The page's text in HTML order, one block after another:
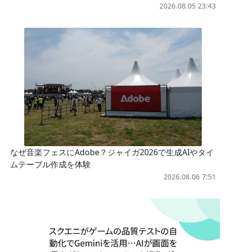
2026.08.05 23:43
なぜ音楽フェスにAdobe？ジャイガ2026で生成AIやタイ
ムテーブル作成を体験
2026.08.06 7:51